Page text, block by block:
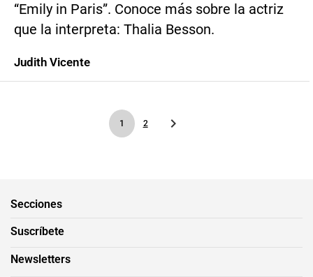
“Emily in Paris”. Conoce más sobre la actriz
que la interpreta: Thalia Besson.
Judith Vicente
1 2
Secciones
Suscríbete
Newsletters